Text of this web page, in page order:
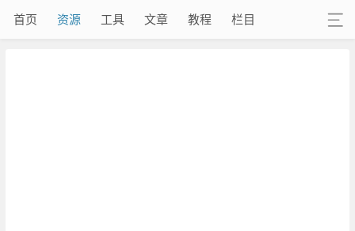
首页 资源 工具 文章 教程 栏目